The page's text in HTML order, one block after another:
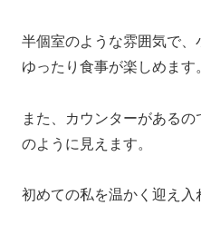
半個室のような雰囲気で
ゆったり食事が楽しめます。
また、カウンターがある
のように見えます。
初めての私を温かく迎え入